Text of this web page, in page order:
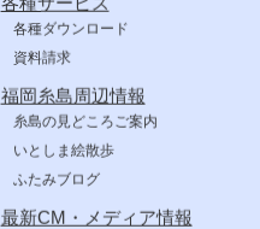
各種ダウンロード
資料請求
福岡糸島周辺情報
糸島の見どころご案内
いとしま絵散歩
ふたみブログ
最新CM・メディア情報